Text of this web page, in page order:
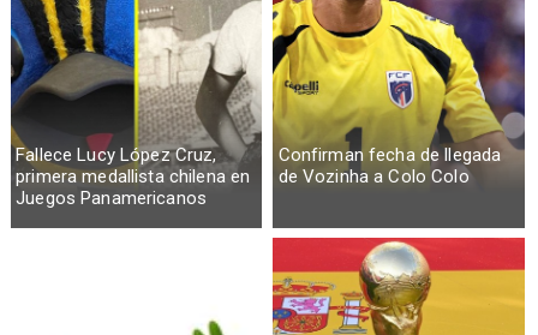
Fallece Lucy López Cruz,
primera medallista chilena en
Juegos Panamericanos
Confirman fecha de llegada
de Vozinha a Colo Colo